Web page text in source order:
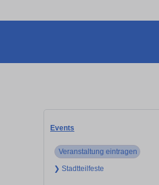
Events
Veranstaltung eintragen
❯ Stadtteilfeste